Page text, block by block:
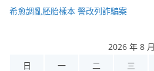
希愈調亂胚胎樣本 警改列詐騙案
2026 年 8 月
日
一 二 三